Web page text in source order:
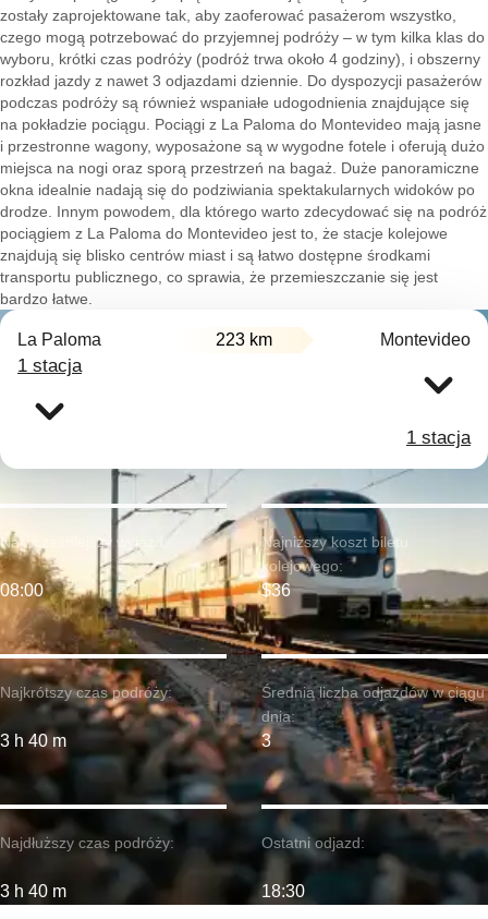
zostały zaprojektowane tak, aby zaoferować pasażerom wszystko,
czego mogą potrzebować do przyjemnej podróży – w tym kilka klas do
wyboru, krótki czas podróży (podróż trwa około 4 godziny), i obszerny
rozkład jazdy z nawet 3 odjazdami dziennie. Do dyspozycji pasażerów
podczas podróży są również wspaniałe udogodnienia znajdujące się
na pokładzie pociągu. Pociągi z La Paloma do Montevideo mają jasne
i przestronne wagony, wyposażone są w wygodne fotele i oferują dużo
miejsca na nogi oraz sporą przestrzeń na bagaż. Duże panoramiczne
okna idealnie nadają się do podziwiania spektakularnych widoków po
drodze. Innym powodem, dla którego warto zdecydować się na podróż
pociągiem z La Paloma do Montevideo jest to, że stacje kolejowe
znajdują się blisko centrów miast i są łatwo dostępne środkami
transportu publicznego, co sprawia, że przemieszczanie się jest
bardzo łatwe.
La Paloma 223 km Montevideo
1 stacja
1 stacja
Najkrótszy czas podróży:
3 h 40 m
Najwcześniejszy wyjazd:
08:00
Najdłuższy czas podróży:
3 h 40 m
Najniższy koszt biletu
kolejowego:
$36
Średnia liczba odjazdów w ciągu
dnia:
3
Ostatni odjazd:
18:30